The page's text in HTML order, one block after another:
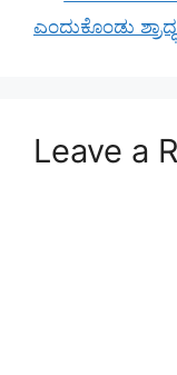
ಎಂದುಕೊಂಡು
Leave a